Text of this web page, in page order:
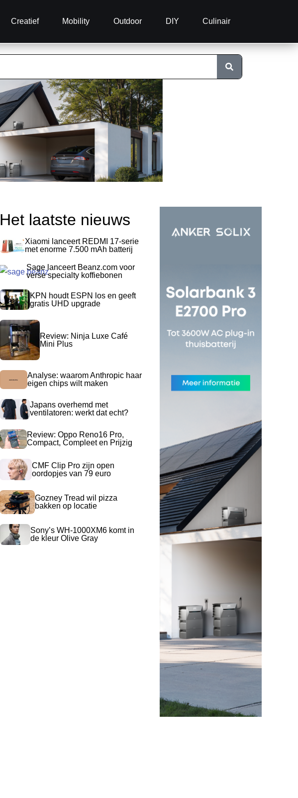
Creatief Mobility Outdoor DIY Culinair
Het laatste nieuws
Xiaomi lanceert REDMI 17-serie
met enorme 7.500 mAh batterij
Sage lanceert Beanz.com voor
verse specialty koffiebonen
KPN houdt ESPN los en geeft
gratis UHD upgrade
Review: Ninja Luxe Café
Mini Plus
Analyse: waarom Anthropic haar
eigen chips wilt maken
Japans overhemd met
ventilatoren: werkt dat echt?
Review: Oppo Reno16 Pro,
Compact, Compleet en Prijzig
CMF Clip Pro zijn open
oordopjes van 79 euro
Gozney Tread wil pizza
bakken op locatie
Sony’s WH-1000XM6 komt in
de kleur Olive Gray